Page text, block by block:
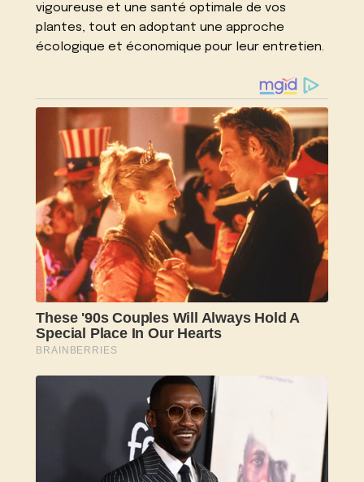
vigoureuse et une santé optimale de vos
plantes, tout en adoptant une approche
écologique et économique pour leur entretien.